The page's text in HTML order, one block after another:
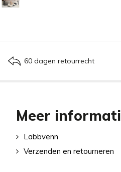
60 dagen retourrecht
Meer
Labbvenn
Verzenden en retourneren